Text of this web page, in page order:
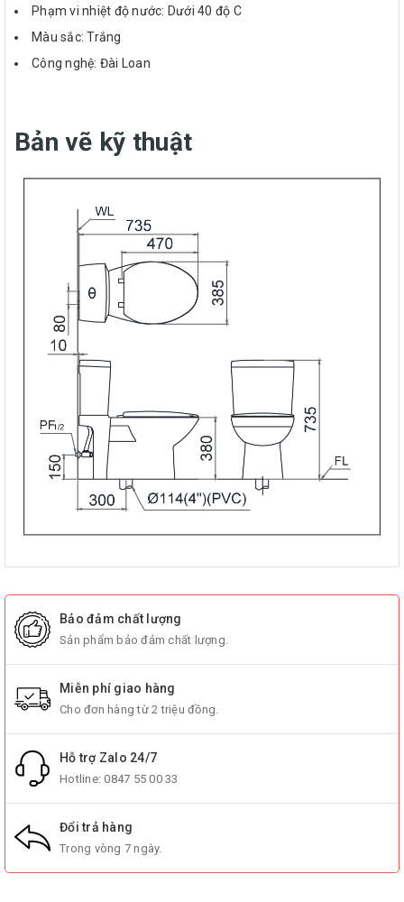
Phạm vi nhiệt độ nước: Dưới 40 độ C
Màu sắc: Trắng
Công nghệ: Đài Loan
Bản vẽ kỹ thuật
Bảo đảm chất lượng
Sản phẩm bảo đảm chất lượng.
Miễn phí giao hàng
Cho đơn hàng từ 2 triệu đồng.
Hỗ trợ Zalo 24/7
Hotline:0847 55 00 33
Đổi trả hàng
Trong vòng 7 ngày.